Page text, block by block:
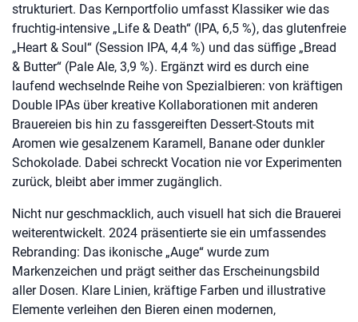
strukturiert. Das Kernportfolio umfasst Klassiker wie das
fruchtig-intensive „Life & Death“ (IPA, 6,5 %), das glutenfreie
„Heart & Soul“ (Session IPA, 4,4 %) und das süffige „Bread
& Butter“ (Pale Ale, 3,9 %). Ergänzt wird es durch eine
laufend wechselnde Reihe von Spezialbieren: von kräftigen
Double IPAs über kreative Kollaborationen mit anderen
Brauereien bis hin zu fassgereiften Dessert-Stouts mit
Aromen wie gesalzenem Karamell, Banane oder dunkler
Schokolade. Dabei schreckt Vocation nie vor Experimenten
zurück, bleibt aber immer zugänglich.
Nicht nur geschmacklich, auch visuell hat sich die Brauerei
weiterentwickelt. 2024 präsentierte sie ein umfassendes
Rebranding: Das ikonische „Auge“ wurde zum
Markenzeichen und prägt seither das Erscheinungsbild
aller Dosen. Klare Linien, kräftige Farben und illustrative
Elemente verleihen den Bieren einen modernen,